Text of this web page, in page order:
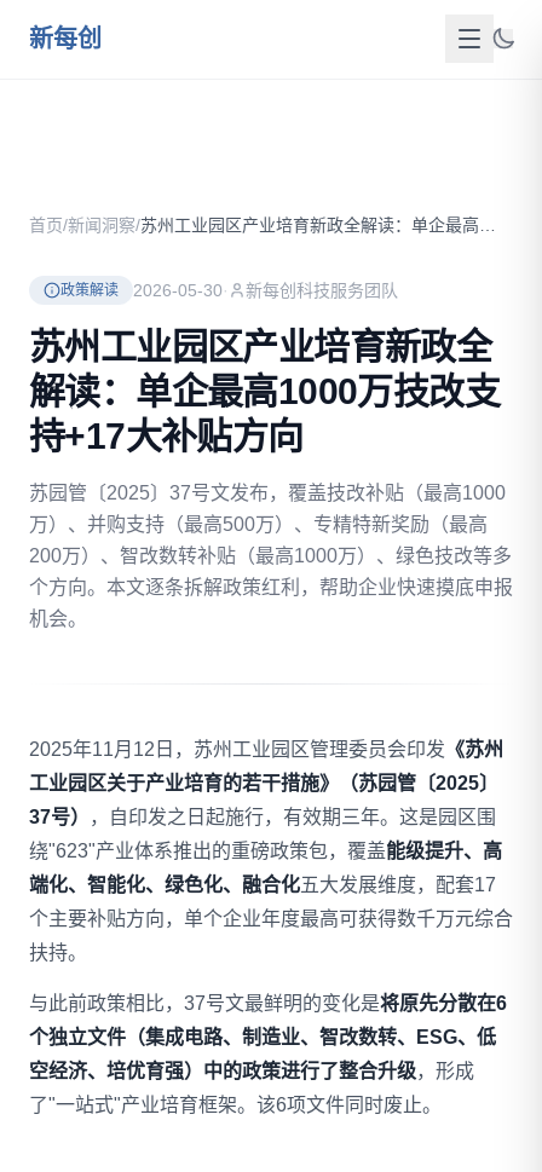
新每创
成功案例
新闻洞察
政策资源
联系我们
拨打 18020275753
首页/新闻洞察/
政策解读 2026-05-30· 新每创科技服务团队
苏州工业园区产业培育新政全
解读：单企最高1000万技改支
持+17大补贴方向
苏园管〔2025〕37号文发布，覆盖技改补贴（最高1000
万）、并购支持（最高500万）、专精特新奖励（最高
200万）、智改数转补贴（最高1000万）、绿色技改等多
个方向。本文逐条拆解政策红利，帮助企业快速摸底申报
机会。
2025年11月12日，苏州工业园区管理委员会印发 《苏州
工业园区关于产业培育的若干措施》（苏园管〔2025〕
37号）
，自印发之日起施行，有效期三年。这是园区围
绕"623"产业体系推出的重磅政策包，覆盖能级提升、高
端化、智能化、绿色化、融合化五大发展维度，配套17
个主要补贴方向，单个企业年度最高可获得数千万元综合
扶持。
与此前政策相比，37号文最鲜明的变化是将原先分散在6
个独立文件（集成电路、制造业、智改数转、ESG、低
空经济、培优育强）中的政策进行了整合升级，形成
了"一站式"产业培育框架。该6项文件同时废止。